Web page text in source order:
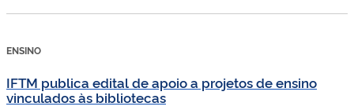
ENSINO
IFTM publica edital de apoio a projetos de ensino
vinculados às bibliotecas